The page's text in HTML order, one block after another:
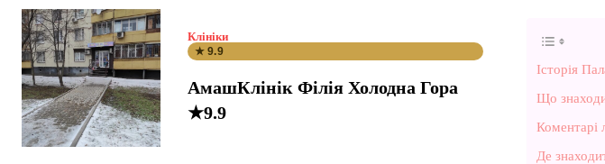
Клініки
★ 9.9
АмашКлінік Філія Холодна Гора
★9.9
Історія
Що
Коментарі
Де